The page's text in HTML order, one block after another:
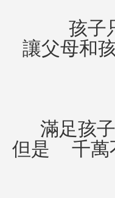
孩子
讓父母和
滿足孩
但是 千萬不